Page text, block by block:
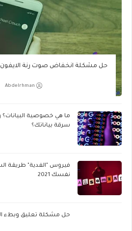
حل مشكلة انخفاض صوت رنة الايفون
Abdelrhman
ما هي خصوصية البيانات؟
سرقة بياناتك؟
فيروس "الفدية" طريقة
نفسك 2021
حل مشكلة تعليق وبطء